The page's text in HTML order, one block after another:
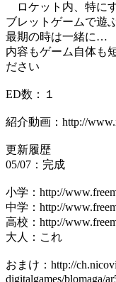
ロケット内、特に
ブレットゲームで遊
最期の時は一緒に…
内容もゲーム自体も
ださい
ED数：１
紹介動画：http://
更新履歴
05/07：完成
小学：http://
中学：http://
高校：http://
大人：これ
おまけ：http://
digitalgames/blomaga/